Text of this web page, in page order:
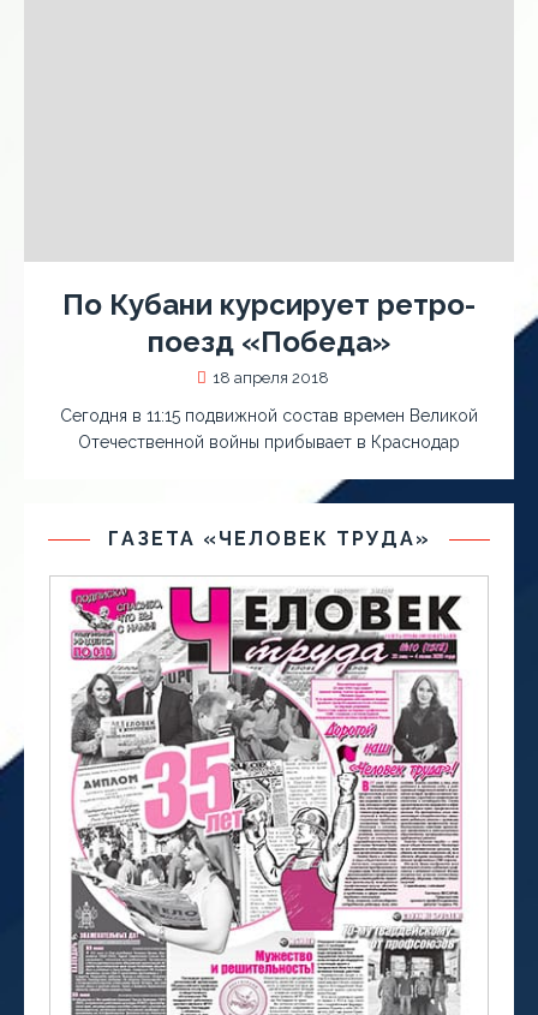
По Кубани курсирует ретро-
поезд «Победа»
18 апреля 2018
Сегодня в 11:15 подвижной состав времен Великой
Отечественной войны прибывает в Краснодар
ГАЗЕТА «ЧЕЛОВЕК ТРУДА»